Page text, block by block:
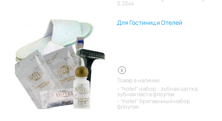
0,23x4
Для Гостиниц и Отелей
Товар в наличии:
"hotel" набор - зубная щетка,
зубная паста флоупак
"hotel" бритвенный набор
флоупак